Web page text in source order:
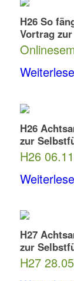
H26 So
Vortrag
H26
zur
H26
H27
zur
H27